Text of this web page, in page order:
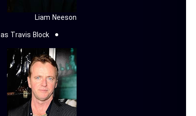
Liam Neeson
as Travis Block